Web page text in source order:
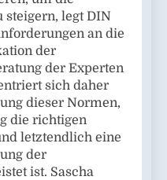
legt DIN
an die
der
der Experten
sich daher
dieser Normen,
die richtigen
letztendlich eine
der
ist. Sascha